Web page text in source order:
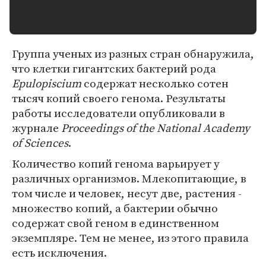
Группа ученых из разных стран обнаружила,
что клетки гигантских бактерий рода
Epulopisciumсодержат несколько сотен
тысяч копий своего генома. Результаты
работы исследователи опубликовали в
журнале Proceedings of the National Academy
of Sciences.
Количество копий генома варьирует у
различных организмов. Млекопитающие, в
том числе и человек, несут две, растения -
множество копий, а бактерии обычно
содержат свой геном в единственном
экземпляре. Тем не менее, из этого правила
есть исключения.